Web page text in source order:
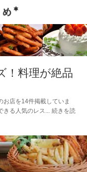
！料理が絶品
お店を14件掲載していま
きる人気のレス
続きを読